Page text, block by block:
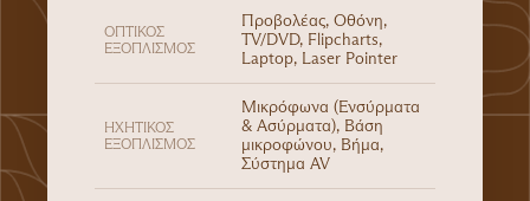
ΟΠΤΙΚΌΣ
ΕΞΟΠΛΙΣΜΌΣ
Προβολέας, Οθόνη,
TV/DVD, Flipcharts,
Laptop, Laser Pointer
ΗΧΗΤΙΚΌΣ
ΕΞΟΠΛΙΣΜΌΣ
Μικρόφωνα (Ενσύρματα
& Ασύρματα), Βάση
μικροφώνου, Βήμα,
Σύστημα AV